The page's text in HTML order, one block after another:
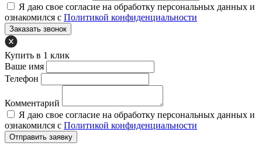
Я даю свое согласие на обработку персональных данных и
ознакомился с Политикой конфиденциальности
Заказать звонок
Купить в 1 клик
Ваше имя
Телефон
Комментарий
Я даю свое согласие на обработку персональных данных и
ознакомился с Политикой конфиденциальности
Отправить заявку